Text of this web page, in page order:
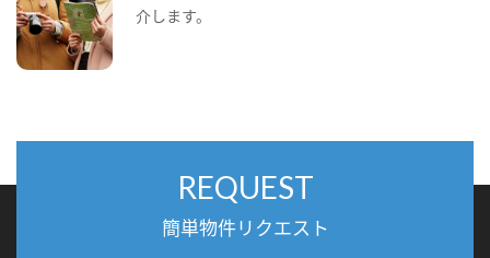
介します。
REQUEST
簡単物件リクエスト